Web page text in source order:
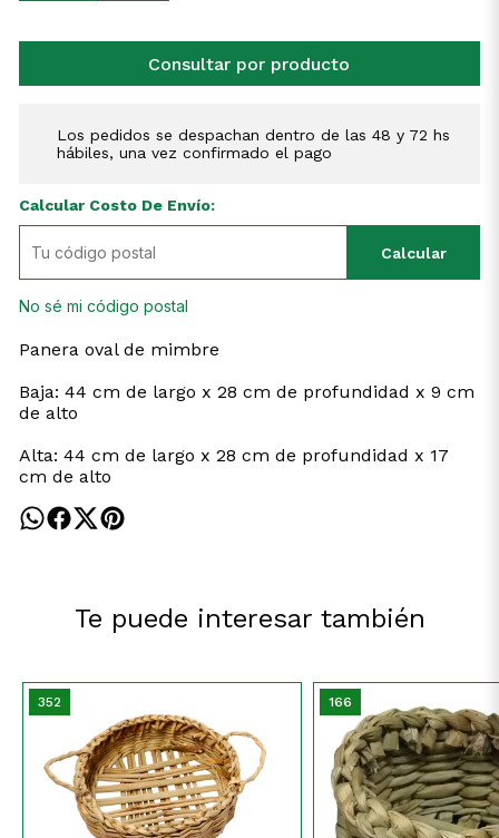
Consultar por producto
Los pedidos se despachan dentro de las 48 y 72 hs
hábiles, una vez confirmado el pago
Calcular Costo De Envío:
Calcular
No sé mi código postal
Panera oval de mimbre
Baja: 44 cm de largo x 28 cm de profundidad x 9 cm
de alto
Alta: 44 cm de largo x 28 cm de profundidad x 17
cm de alto
Te puede interesar también
352 166